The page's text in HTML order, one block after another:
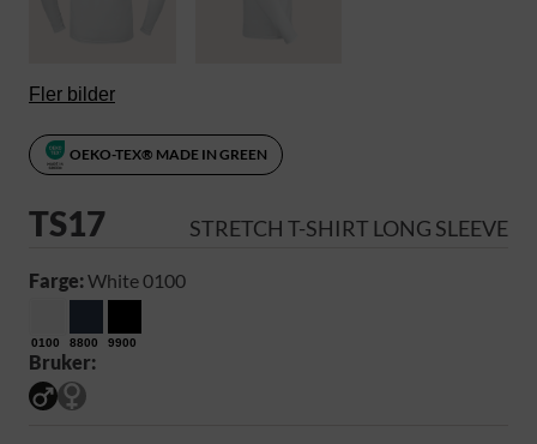
Fler bilder
OEKO-TEX® MADE IN GREEN
TS17 STRETCH T-SHIRT LONG SLEEVE
Farge:White 0100
0100 8800 9900
Bruker: